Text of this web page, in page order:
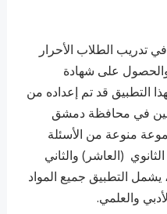
الطلاب الأحرار
والحصول على شهادة
التطبيق قد تم إعداده من
في محافظة دمشق
منوعة من الأسئلة
(العاشر) والثاني
يشمل التطبيق جميع المواد
والعلمي.